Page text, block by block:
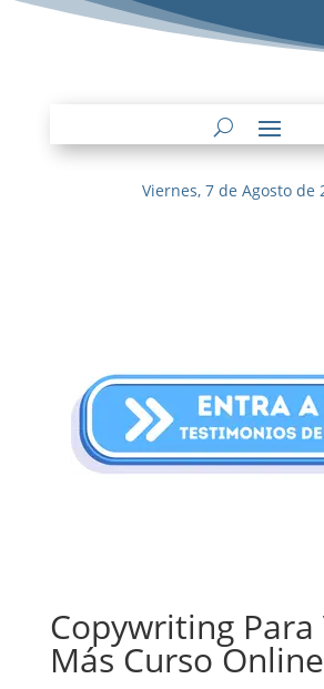
Viernes, 7 de Agosto de
Copywriting
Más Curso Online